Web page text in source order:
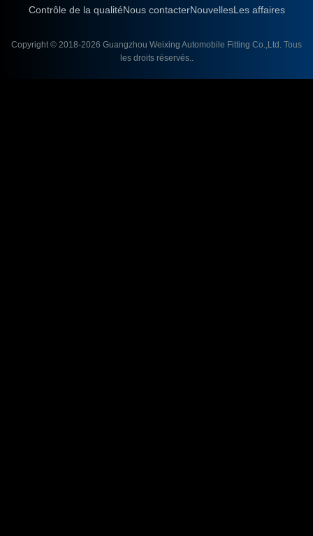
Contrôle de la qualitéNous contacterNouvellesLes affaires
Copyright © 2018-2026 Guangzhou Weixing Automobile Fitting Co.,Ltd. Tous
les droits réservés..